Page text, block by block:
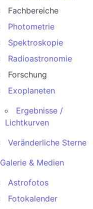
Fachbereiche
Photometrie
Spektroskopie
Radioastronomie
Forschung
Exoplaneten
Ergebnisse /
Lichtkurven
Veränderliche Sterne
Galerie & Medien
Astrofotos
Fotokalender